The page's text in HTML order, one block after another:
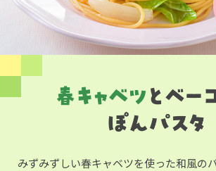
みずみずしい春キャベツを使った和風の